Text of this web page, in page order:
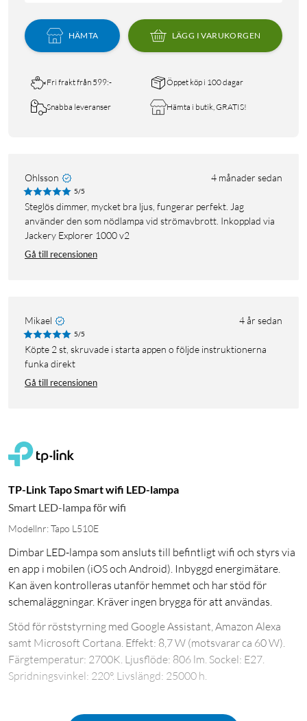
HÄMTA LÄGG I VARUKORGEN
Fri frakt från 599:- Öppet köp i 100 dagar
Snabba leveranser Hämta i butik, GRATIS!
Ohlsson 4 månader sedan
5/5
Steglös dimmer, mycket bra ljus, fungerar perfekt. Jag
använder den som nödlampa vid strömavbrott. Inkopplad via
Jackery Explorer 1000 v2
Gå till recensionen
Mikael 4 år sedan
5/5
Köpte 2 st, skruvade i starta appen o följde instruktionerna
funka direkt
Gå till recensionen
TP-Link Tapo Smart wifi LED-lampa
Smart LED-lampa för wifi
Modellnr: Tapo L510E
Dimbar LED-lampa som ansluts till befintligt wifi och styrs via
en app i mobilen (iOS och Android). Inbyggd energimätare.
Kan även kontrolleras utanför hemmet och har stöd för
schemaläggningar. Kräver ingen brygga för att användas.
Stöd för röststyrning med Google Assistant, Amazon Alexa
samt Microsoft Cortana. Effekt: 8,7 W (motsvarar ca 60 W).
Färgtemperatur: 2700K. Ljusflöde: 806 lm. Sockel: E27.
Spridningsvinkel: 220°. Livslängd: 25000 h.